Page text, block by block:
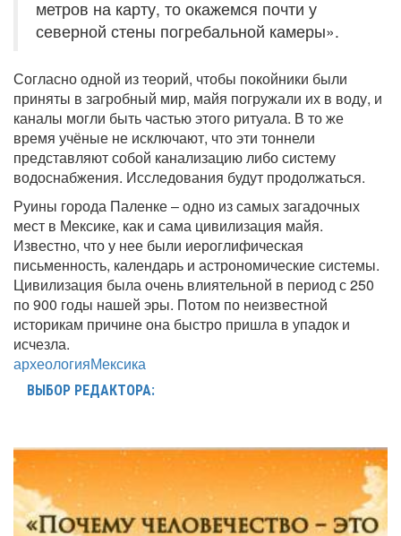
метров на карту, то окажемся почти у
северной стены погребальной камеры».
Согласно одной из теорий, чтобы покойники были
приняты в загробный мир, майя погружали их в воду, и
каналы могли быть частью этого ритуала. В то же
время учёные не исключают, что эти тоннели
представляют собой канализацию либо систему
водоснабжения. Исследования будут продолжаться.
Руины города Паленке – одно из самых загадочных
мест в Мексике, как и сама цивилизация майя.
Известно, что у нее были иероглифическая
письменность, календарь и астрономические системы.
Цивилизация была очень влиятельной в период с 250
по 900 годы нашей эры. Потом по неизвестной
историкам причине она быстро пришла в упадок и
исчезла.
археологияМексика
ВЫБОР РЕДАКТОРА: